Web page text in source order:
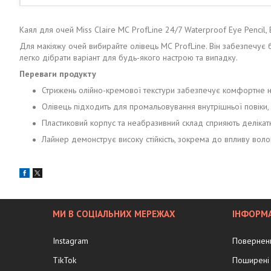
Каял для очей Miss Claire МС ProfLine 24/7 Waterproof Eye Pencil,
Для макіяжу очей вибирайте олівець МС ProfLine. Він забезпечує
легко дібрати варіант для будь-якого настрою та випадку.
Переваги продукту
Стрижень олійно-кремової текстури забезпечує комфортне
Олівець підходить для промальовування внутрішньої
Пластиковий корпус та неабразивний склад сприяють
Лайнер демонструє високу стійкість, зокрема до впливу
МИ В СОЦІАЛЬНИХ МЕРЕЖАХ
Instagram
TikTok
Поширені